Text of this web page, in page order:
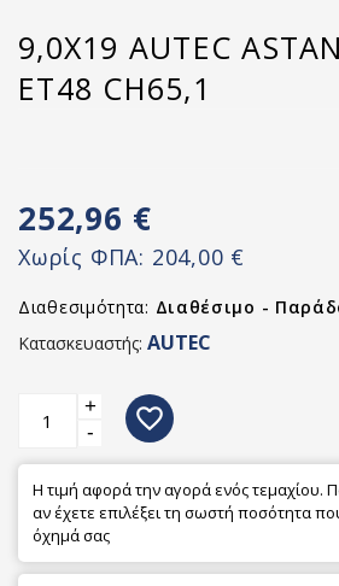
9,0X19 AUTEC
ET48 CH65,1
252,96 €
Χωρίς ΦΠΑ: 204,00 €
Διαθεσιμότητα: Διαθέσιμο -
Κατασκευαστής: AUTEC
+
-
favorite_border
Η τιμή αφορά την αγορά ενός τεμαχίου.
αν έχετε επιλέξει τη σωστή ποσότητα
όχημά σας